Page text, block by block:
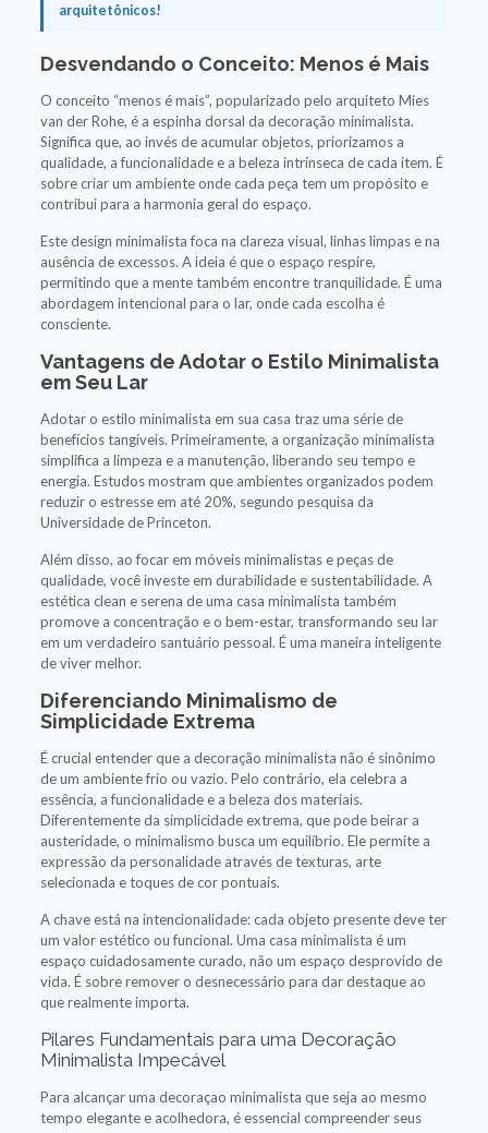
arquitetônicos!
Desvendando o Conceito: Menos é Mais
O conceito “menos é mais”, popularizado pelo arquiteto Mies
van der Rohe, é a espinha dorsal da decoração minimalista.
Significa que, ao invés de acumular objetos, priorizamos a
qualidade, a funcionalidade e a beleza intrínseca de cada item. É
sobre criar um ambiente onde cada peça tem um propósito e
contribui para a harmonia geral do espaço.
Este design minimalista foca na clareza visual, linhas limpas e na
ausência de excessos. A ideia é que o espaço respire,
permitindo que a mente também encontre tranquilidade. É uma
abordagem intencional para o lar, onde cada escolha é
consciente.
Vantagens de Adotar o Estilo Minimalista
em Seu Lar
Adotar o estilo minimalista em sua casa traz uma série de
benefícios tangíveis. Primeiramente, a organização minimalista
simplifica a limpeza e a manutenção, liberando seu tempo e
energia. Estudos mostram que ambientes organizados podem
reduzir o estresse em até 20%, segundo pesquisa da
Universidade de Princeton.
Além disso, ao focar em móveis minimalistas e peças de
qualidade, você investe em durabilidade e sustentabilidade. A
estética clean e serena de uma casa minimalista também
promove a concentração e o bem-estar, transformando seu lar
em um verdadeiro santuário pessoal. É uma maneira inteligente
de viver melhor.
Diferenciando Minimalismo de
Simplicidade Extrema
É crucial entender que a decoração minimalista não é sinônimo
de um ambiente frio ou vazio. Pelo contrário, ela celebra a
essência, a funcionalidade e a beleza dos materiais.
Diferentemente da simplicidade extrema, que pode beirar a
austeridade, o minimalismo busca um equilíbrio. Ele permite a
expressão da personalidade através de texturas, arte
selecionada e toques de cor pontuais.
A chave está na intencionalidade: cada objeto presente deve ter
um valor estético ou funcional. Uma casa minimalista é um
espaço cuidadosamente curado, não um espaço desprovido de
vida. É sobre remover o desnecessário para dar destaque ao
que realmente importa.
Pilares Fundamentais para uma Decoração
Minimalista Impecável
Para alcançar uma decoraçao minimalista que seja ao mesmo
tempo elegante e acolhedora, é essencial compreender seus